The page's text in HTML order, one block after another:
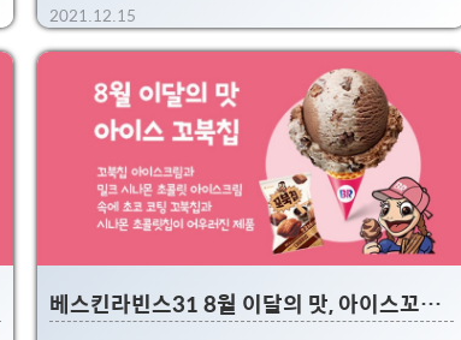
사용하곤 했는데, 추천 드리는 완전 꿀 이벤트 입니다!! 다
날이나 휴대폰 결제에 대해 거부감이 있거나 구조를 잘 모
르면 조금 꺼림찍 할 수도 있는데, 전혀 문제 없습니다. 다날
회사도 결제플랫폼+VAN사업등을 하는 업계에서 높은 위
치를 차지하고 있는 곳이기도 하고, 휴대폰결제는 정말 한
참전부터 운영했고, 삼성페이 연동한지도 꽤 오래되었기에
믿을만한 곳이니 안심하셔도 됩니다. 결제를 하면 휴대폰
요금에 합산되어 부과가 된다고 보시면 됩니다. 요걸 잘 이
용하면, 휴대폰 요금할인이 많..
2021.12.15
베스킨라빈스31 8월 이달의 맛, 아이스꼬북칩!!